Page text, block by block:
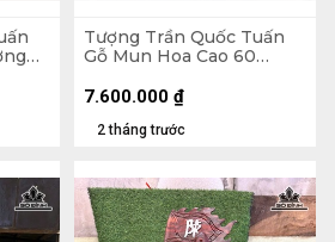
Tượng Trần Quốc Tuấn
Gỗ Mun Hoa Cao 60
2 tháng trước
7.600.000 ₫